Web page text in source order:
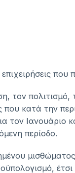
τον
που κατά την
τον
περίοδο.